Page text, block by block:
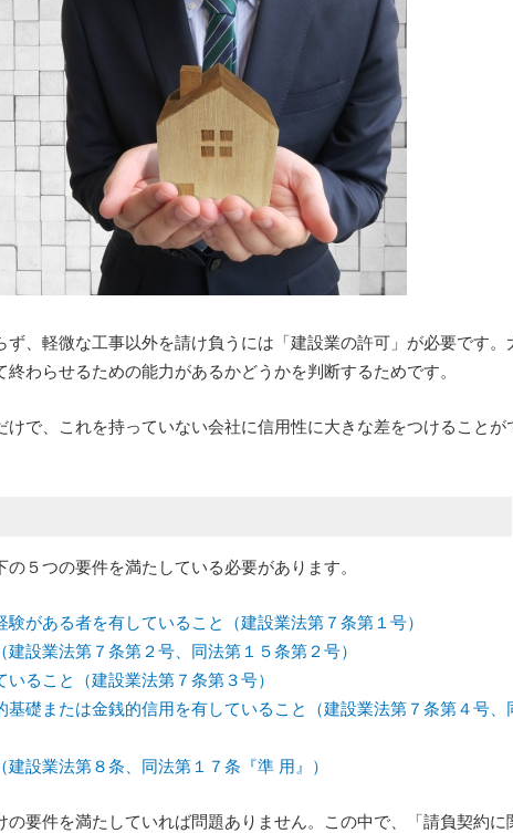
、軽微な工事以外を請け負うには「建設業の許可」が必要です。
わらせるための能力があるかどうかを判断するためです。
けで、これを持っていない会社に信用性に大きな差をつけることが
５つの要件を満たしている必要があります。
がある者を有していること（建設業法第７条第１号）
設業法第７条第２号、同法第１５条第２号）
ること（建設業法第７条第３号）
礎または金銭的信用を有していること（建設業法第７条第４号、
設業法第８条、同法第１７条『準 用』）
要件を満たしていれば問題ありません。この中で、「請負契約に